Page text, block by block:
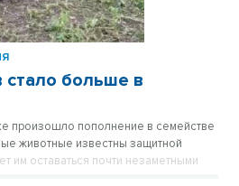
стало больше в
произошло пополнение в семействе
животные известны защитной
им оставаться почти незаметными